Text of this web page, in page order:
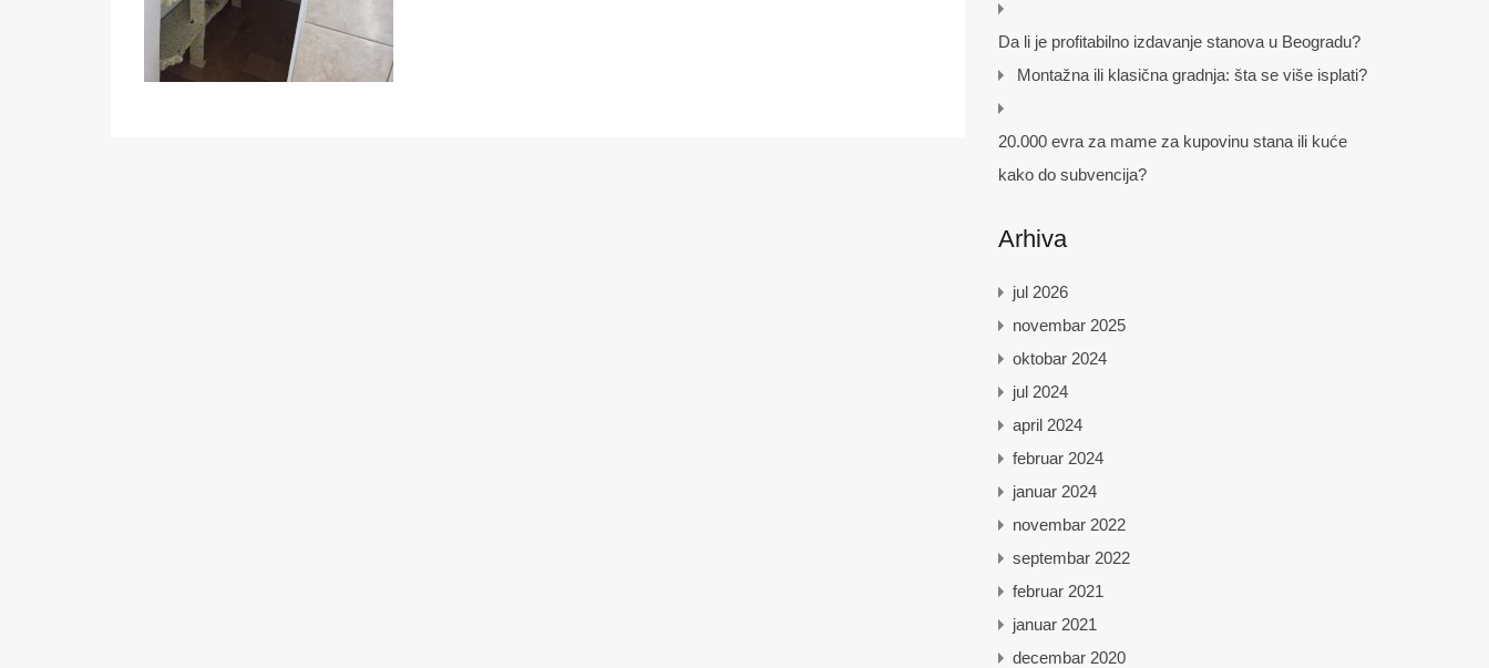
Da li je profitabilno izdavanje stanova u Beogradu?
Montažna ili klasična gradnja: šta se više isplati?
20.000 evra za mame za kupovinu stana ili kuće
kako do subvencija?
Arhiva
jul 2026
novembar 2025
oktobar 2024
jul 2024
april 2024
februar 2024
januar 2024
novembar 2022
septembar 2022
februar 2021
januar 2021
decembar 2020